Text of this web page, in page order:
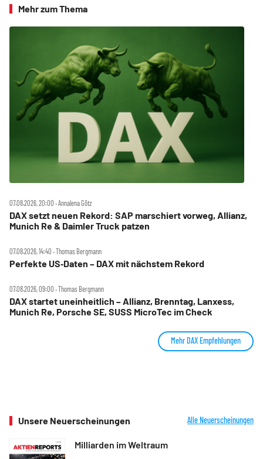
Mehr zum Thema
07.08.2026, 20:00 ‧ Annalena Götz
DAX setzt neuen Rekord: SAP marschiert vorweg, Allianz,
Munich Re & Daimler Truck patzen
07.08.2026, 14:40 ‧ Thomas Bergmann
Perfekte US‑Daten – DAX mit nächstem Rekord
07.08.2026, 09:00 ‧ Thomas Bergmann
DAX startet uneinheitlich – Allianz, Brenntag, Lanxess,
Munich Re, Porsche SE, SUSS MicroTec im Check
Mehr DAX Empfehlungen
Unsere Neuerscheinungen Alle Neuerscheinungen
Milliarden im Weltraum